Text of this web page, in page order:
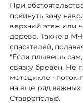
При
покинуть зону
верхний этаж или
дерево. Также в
спасателей,
"Если плывешь
связку бревен. Не
мотоцикле - поток
на еще ряд
Ставрополью.